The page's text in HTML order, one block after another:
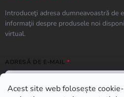
Acest site web folosește
Introduceţi adresa dumneavoastră de
informaţii despre produsele noi
virtual.
ADRESĂ DE E-MAIL